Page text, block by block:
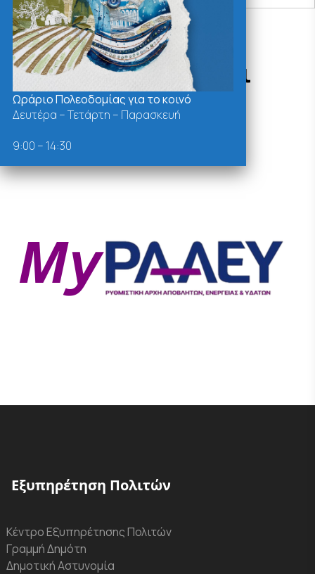
Δράσεις - Χρήσιμοι
Σύνδεσμοι
Εξυπηρέτηση Πολιτών
Κέντρο Εξυπηρέτησης Πολιτών
Γραμμή Δημότη
Δημοτική Αστυνομία
Ωράριο Πολεοδομίας για το κοινό
Δευτέρα – Τετάρτη – Παρασκευή
9:00 – 14:30